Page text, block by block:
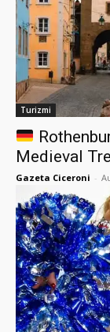
Turizmi
Medieval
Gazeta Ciceroni -